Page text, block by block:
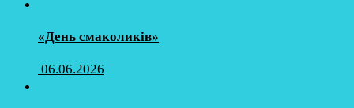
«День смаколиків»
06.06.2026